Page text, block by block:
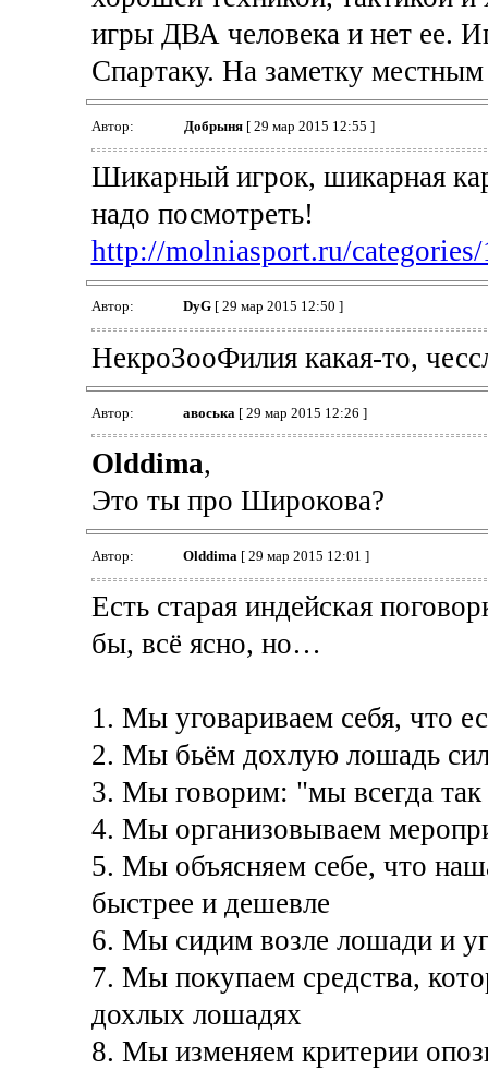
игры ДВА человека и нет ее.
Спартаку. На заметку
Автор: Добрыня[ 29 мар 2015 12:55 ]
Шикарный игрок, шикарная
надо посмотреть!
http://molniasport.ru/
Автор: DyG[ 29 мар 2015 12:50 ]
НекроЗооФилия какая-то,
Автор: авоська [ 29 мар 2015 12:26 ]
Olddima,
Это ты про Широкова?
Автор: Olddima [ 29 мар 2015 12:01 ]
Есть старая индейская
бы, всё ясно, но…
1. Мы уговариваем себя, что
2. Мы бьём дохлую лошадь
3. Мы говорим: "мы всегда так
4. Мы организовываем
5. Мы объясняем себе, что
быстрее и дешевле
6. Мы сидим возле лошади и
7. Мы покупаем средства,
дохлых лошадях
8. Мы изменяем критерии